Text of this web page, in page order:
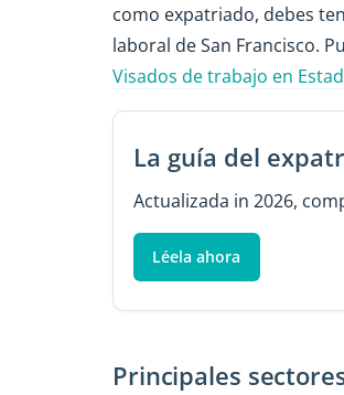
como expatriado, debes
laboral de San Francisco.
Visados de trabajo en
La guía del
Actualizada in 2026,
Léela ahora
Principales